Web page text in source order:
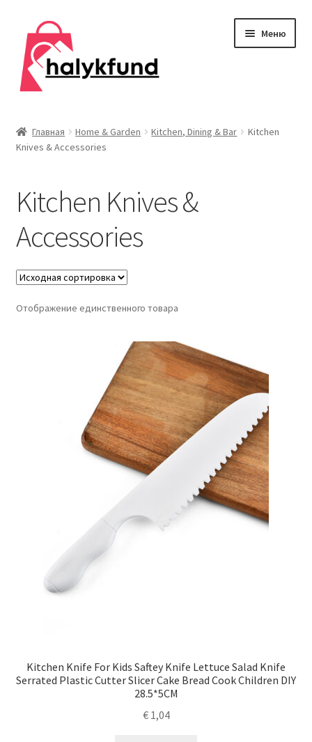
Перейти
навигации
Перейти
содержимому
Меню
Главная
Главная Home & Garden Kitchen, Dining & Bar
Kitchen
Knives & Accessories
Kitchen Knives &
Accessories
Отображение единственного товара
Kitchen Knife For Kids Saftey Knife Lettuce Salad Knife
Serrated Plastic Cutter Slicer Cake Bread Cook Children DIY
28.5*5CM
€1,04